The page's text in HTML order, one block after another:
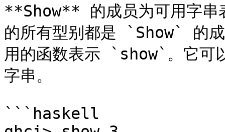
**Show** 的成员为可用字串
的所有型别都是 `Show` 的
用的函数表示 `show`。它可
字串。
```haskell